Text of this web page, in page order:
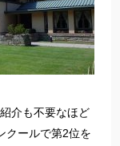
介も不要なほど
クールで第2位を